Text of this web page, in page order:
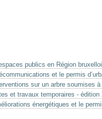
publics en Région
et le permis
sur un arbre soumises
et travaux temporaires - édition
énergétiques et le